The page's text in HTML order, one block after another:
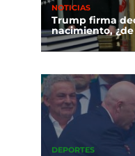
NOTICIAS
Trump firma
nacimiento,
DEPORTES